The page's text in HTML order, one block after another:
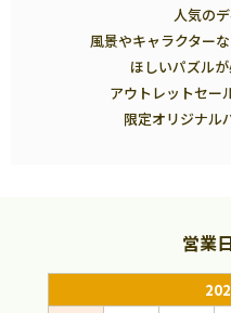
人気の
風景やキャラクター
ほしいパズル
アウトレットセー
限定オリジナル
営業